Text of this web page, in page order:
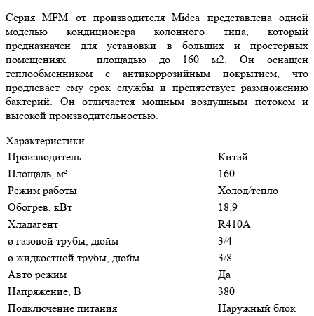
Серия MFM от производителя Midea представлена одной
моделью кондиционера колонного типа, который
предназначен для установки в больших и просторных
помещениях – площадью до 160 м2. Он оснащен
теплообменником с антикоррозийным покрытием, что
продлевает ему срок службы и препятствует размножению
бактерий. Он отличается мощным воздушным потоком и
высокой производительностью.
Характеристики
Производитель
Китай
Площадь, м²
160
Режим работы
Холод/тепло
Обогрев, кВт
18.9
Хладагент
R410A
ø газовой трубы, дюйм
3/4
ø жидкостной трубы, дюйм
3/8
Авто режим
Да
Напряжение, В
380
Подключение питания
Наружный блок